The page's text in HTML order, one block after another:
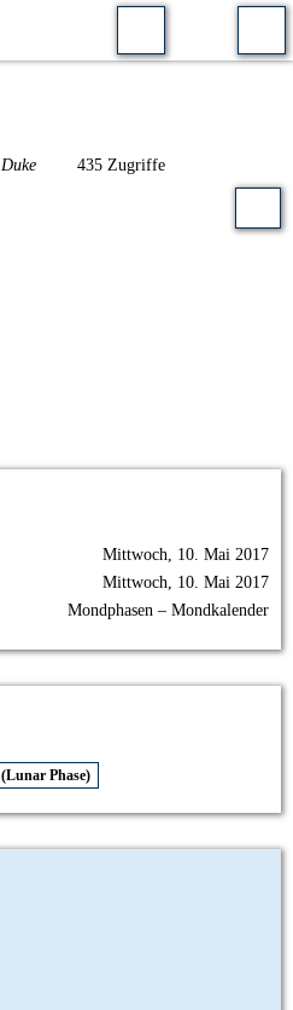
Duke 435 Zugriffe
Mittwoch, 10. Mai 2017
Mittwoch, 10. Mai 2017
Mondphasen – Mondkalender
Phase)